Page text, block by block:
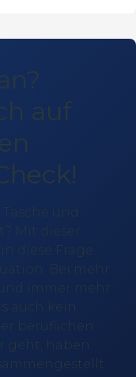
auf
und
Mit dieser
diese Frage
Bei mehr
immer mehr
auch kein
beruflichen
geht, haben